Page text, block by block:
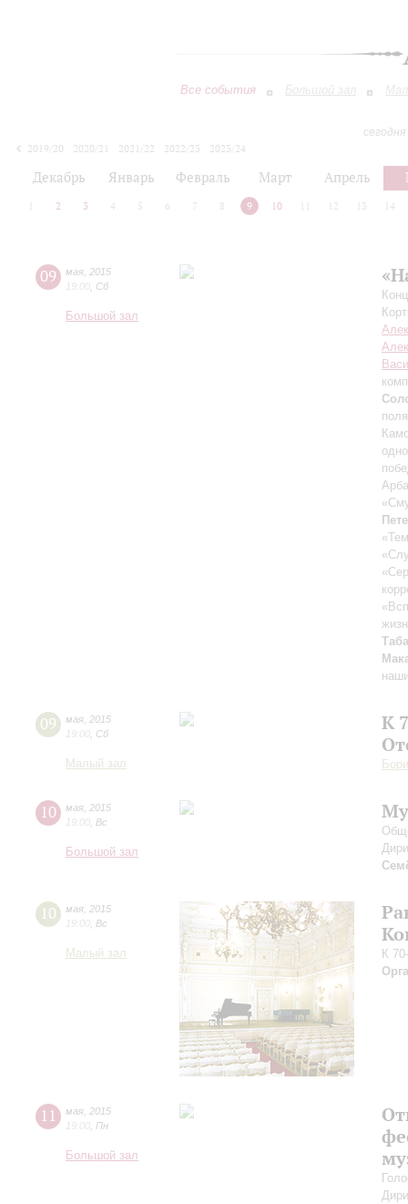
Все события Большой зал
2019/20
2020/21 2021/22 2022/23
2023/24
Декабрь Январь Февраль Март Апрель
2 3 4 5 6 7 8 9 10 12 13 14
09 мая 2015
19:00 Сб
Большой зал
09 мая 2015
19:00 Сб
Малый зал
К
10 мая 2015
19:00 Вс
Большой зал
10 мая 2015
19:00 Вс
Малый зал
К
11 мая 2015
19:00 Пн
Большой зал